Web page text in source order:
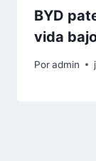
BYD
vida
Poradmin